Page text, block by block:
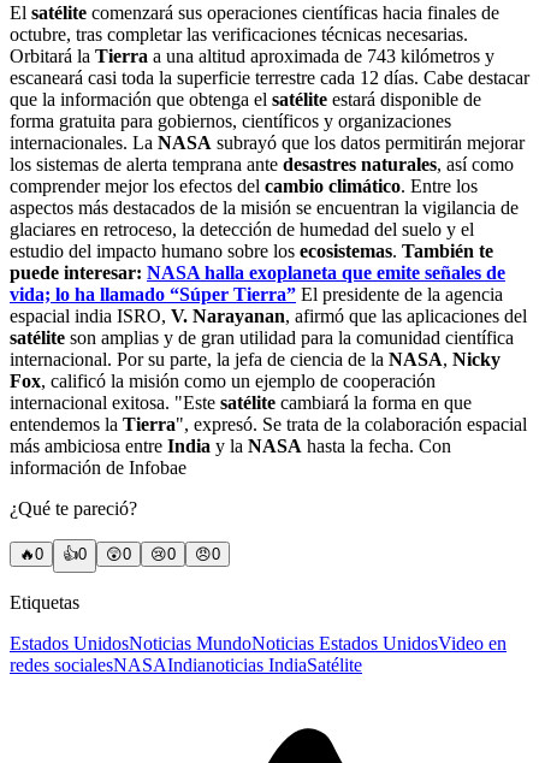
El satélite comenzará sus operaciones científicas hacia finales de
octubre, tras completar las verificaciones técnicas necesarias.
Orbitará la Tierra a una altitud aproximada de 743 kilómetros y
escaneará casi toda la superficie terrestre cada 12 días. Cabe destacar
que la información que obtenga el satélite estará disponible de
forma gratuita para gobiernos, científicos y organizaciones
internacionales. La NASA subrayó que los datos permitirán mejorar
los sistemas de alerta temprana ante desastres naturales, así como
comprender mejor los efectos del cambio climático. Entre los
aspectos más destacados de la misión se encuentran la vigilancia de
glaciares en retroceso, la detección de humedad del suelo y el
estudio del impacto humano sobre los ecosistemas. También te
puede interesar: NASA halla exoplaneta que emite señales de
vida; lo ha llamado “Súper Tierra” El presidente de la agencia
espacial india ISRO, V. Narayanan, afirmó que las aplicaciones del
satélite son amplias y de gran utilidad para la comunidad científica
internacional. Por su parte, la jefa de ciencia de la NASA, Nicky
Fox, calificó la misión como un ejemplo de cooperación
internacional exitosa. "Este satélite cambiará la forma en que
entendemos la Tierra", expresó. Se trata de la colaboración espacial
más ambiciosa entre India y la NASA hasta la fecha. Con
información de Infobae
¿Qué te pareció?
🔥0 👍0 😲0 😢0 😠0
Etiquetas
Estados UnidosNoticias MundoNoticias Estados UnidosVideo en
redes socialesNASAIndianoticias IndiaSatélite